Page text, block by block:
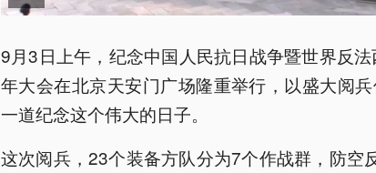
9月3日上午，纪念中国人民抗日战争暨世界反
年大会在北京天安门广场隆重举行，以盛大阅
一道纪念这个伟大的日子。
这次阅兵，23个装备方队分为7个作战群，防空